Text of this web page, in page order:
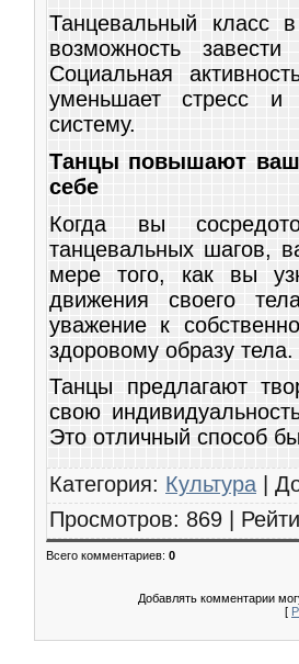
Танцевальный класс
возможность
Социальная
уменьшает стресс
систему.
Танцы повышают
себе
Когда вы
танцевальных шагов,
мере того, как вы
движения своего
уважение к
здоровому образу тела.
Танцы предлагают
свою
Это отличный способ
Категория: Культура |
Просмотров: 869 |
Всего комментариев: 0
Добавлять комментарии
[